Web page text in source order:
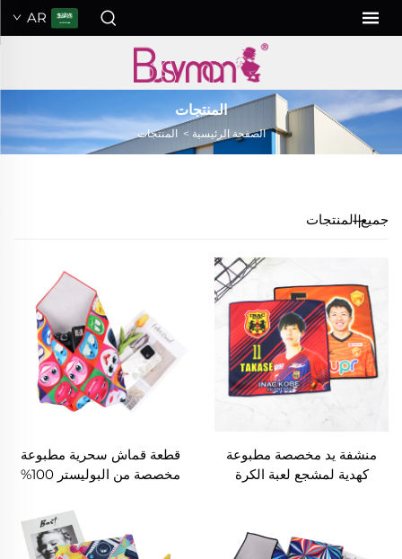
AR
المنتجات
الصفحة الرئيسية >المنتجات
جميع المنتجات
منشفة يد مخصصة مطبوعة
كهدية لمشجع لعبة الكرة
قطعة قماش سحرية مطبوعة
مخصصة من البوليستر 100%
أو المكياج